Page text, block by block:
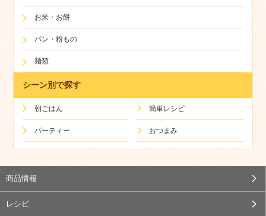
お米・お餅
パン・粉もの
麺類
シーン別で探す
朝ごはん 簡単レシピ
パーティー おつまみ
商品情報
レシピ